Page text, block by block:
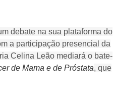
debate na sua plataforma do
a participação presencial da
Celina Leão mediará o bate-
de Mama e de Próstata, que